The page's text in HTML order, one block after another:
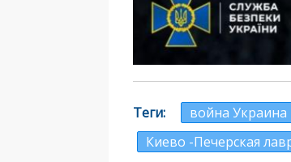
Теги война Украина
Киево -Печерская